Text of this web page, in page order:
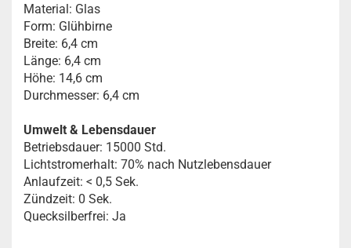
Material: Glas
Form: Glühbirne
Breite: 6,4 cm
Länge: 6,4 cm
Höhe: 14,6 cm
Durchmesser: 6,4 cm
Umwelt & Lebensdauer
Betriebsdauer: 15000 Std.
Lichtstromerhalt: 70% nach Nutzlebensdauer
Anlaufzeit: < 0,5 Sek.
Zündzeit: 0 Sek.
Quecksilberfrei: Ja